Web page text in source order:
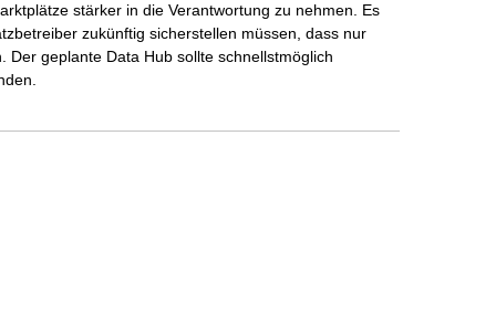
stärker in die Verantwortung zu nehmen. Es
zukünftig sicherstellen müssen, dass nur
geplante Data Hub sollte schnellstmöglich